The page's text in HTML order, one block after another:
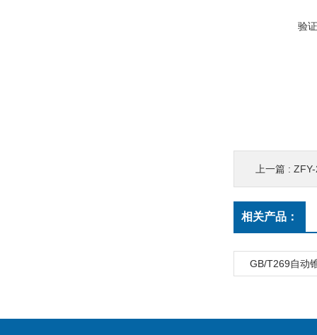
验
上一篇 :
相关产品：
GB/T269自动